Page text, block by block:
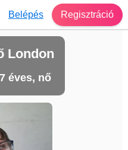
Belépés Regisztráció
London
éves, nő